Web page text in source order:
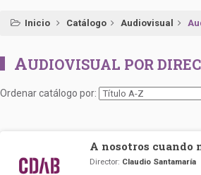
Inicio Catálogo Audiovisual
AUDIOVISUAL POR
Ordenar catálogo por:
A nosotros cuando
Director: Claudio Santamaría